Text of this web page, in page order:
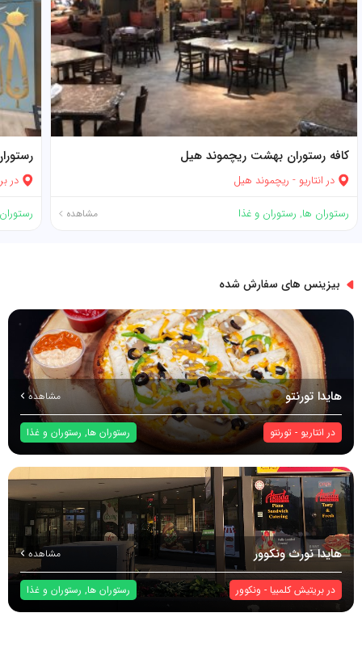
کافه رستوران بهشت ریچموند هیل
در انتاریو - ریچموند هیل
رستوران ها, رستوران و غذا مشاهده
در
بیزینس های سفارش شده
هایدا تورنتو مشاهده
در انتاریو - تورنتو رستوران ها, رستوران و غذا
هایدا نورث ونکوور مشاهده
در بریتیش کلمبیا - ونکوور رستوران ها, رستوران و غذا